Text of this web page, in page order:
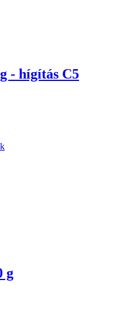
- hígítás C5
g